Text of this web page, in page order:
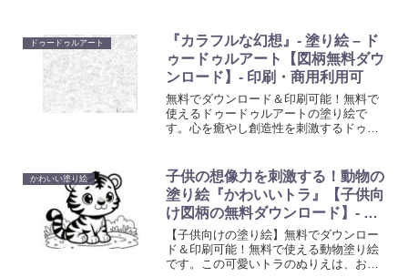
ドゥードゥルアート
『カラフルな幻想』- 塗り絵 – ド
ゥードゥルアート【図柄無料ダウ
ンロード】- 印刷・商用利用可
無料でダウンロード＆印刷可能！無料で
使えるドゥードゥルアートの塗り絵で
す。心を癒やし創造性を刺激するドゥー
しめる、リラクゼーションに最適なアー
ト活動を始めましょう。
かわいい塗り絵
子供の想像力を刺激する！動物の
塗り絵『かわいいトラ』【子供向
け図柄の無料ダウンロード】- 印
刷・商用利用可
【子供向けの塗り絵】無料でダウンロー
ド＆印刷可能！無料で使える動物塗り絵
です。この可愛いトラのぬりえは、お子